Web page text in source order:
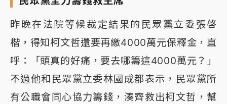
昨晚在法院等候裁定結果的民眾黨立委張啓
楷，得知柯文哲還要再繳4000萬元保釋金，直
呼：「頭真的好痛，要去哪籌這4000萬元？」
不過他和民眾黨立委林國成都表示，民眾黨所
有公職會同心協力籌錢，湊齊救出柯文哲，幫